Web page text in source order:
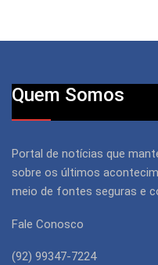
Quem Somos
Portal de notícias que
sobre os últimos
meio de fontes seguras e
Fale Conosco
(92) 99347-7224